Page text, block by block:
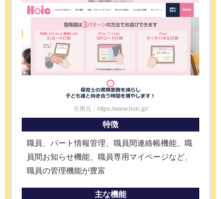
引用元：https://www.hoic.jp/
特徴
職員、パート情報管理、職員間連絡帳機能、職
員間お知らせ機能、職員専用マイページなど、
職員の管理機能が豊富
主な機能